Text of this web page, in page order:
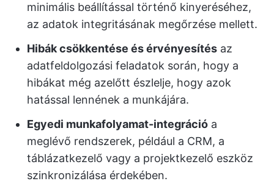
minimális beállítással történő kinyeréséhez,
az adatok integritásának megőrzése mellett.
Hibák csökkentése és érvényesítés az
adatfeldolgozási feladatok során, hogy a
hibákat még azelőtt észlelje, hogy azok
hatással lennének a munkájára.
Egyedi munkafolyamat-integráció a
meglévő rendszerek, például a CRM, a
táblázatkezelő vagy a projektkezelő eszköz
szinkronizálása érdekében.